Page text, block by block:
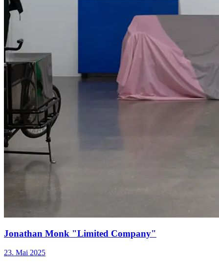
Jonathan Monk "Limited Company"
23. Mai 2025